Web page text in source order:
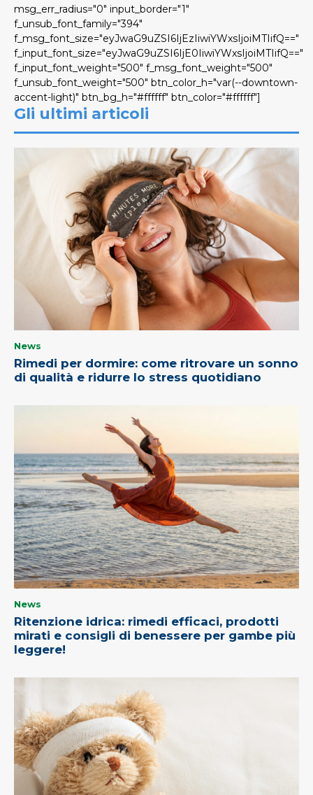
msg_err_radius="0" input_border="1"
f_unsub_font_family="394"
f_msg_font_size="eyJwaG9uZSI6IjEzIiwiYWxsIjoiMTIifQ=="
f_input_font_size="eyJwaG9uZSI6IjE0IiwiYWxsIjoiMTIifQ=="
f_input_font_weight="500" f_msg_font_weight="500"
f_unsub_font_weight="500" btn_color_h="var(--downtown-
accent-light)" btn_bg_h="#ffffff" btn_color="#ffffff"]
Gli ultimi articoli
News
Rimedi per dormire: come ritrovare un sonno
di qualità e ridurre lo stress quotidiano
News
Ritenzione idrica: rimedi efficaci, prodotti
mirati e consigli di benessere per gambe più
leggere!